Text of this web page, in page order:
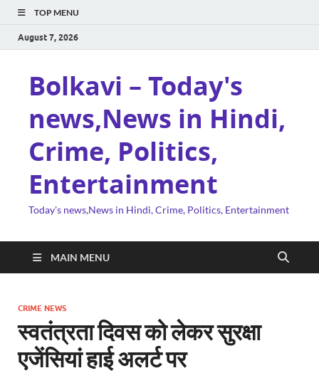
TOP MENU
August 7, 2026
Bolkavi – Today's
news,News in Hindi,
Crime, Politics,
Entertainment
Today's news,News in Hindi, Crime, Politics, Entertainment
MAIN MENU
CRIME NEWS
स्वतंत्रता दिवस को लेकर सुरक्षा
एजेंसियां हाई अलर्ट पर